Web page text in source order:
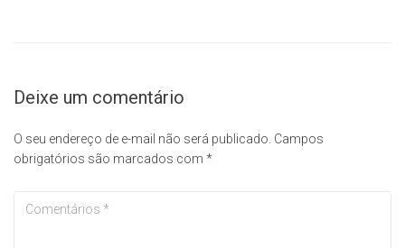
Deixe um comentário
O seu endereço de e-mail não será publicado. Campos
obrigatórios são marcados com *